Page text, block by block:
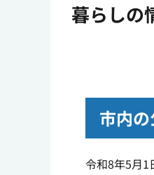
暮らし
市内
令和8年5月1